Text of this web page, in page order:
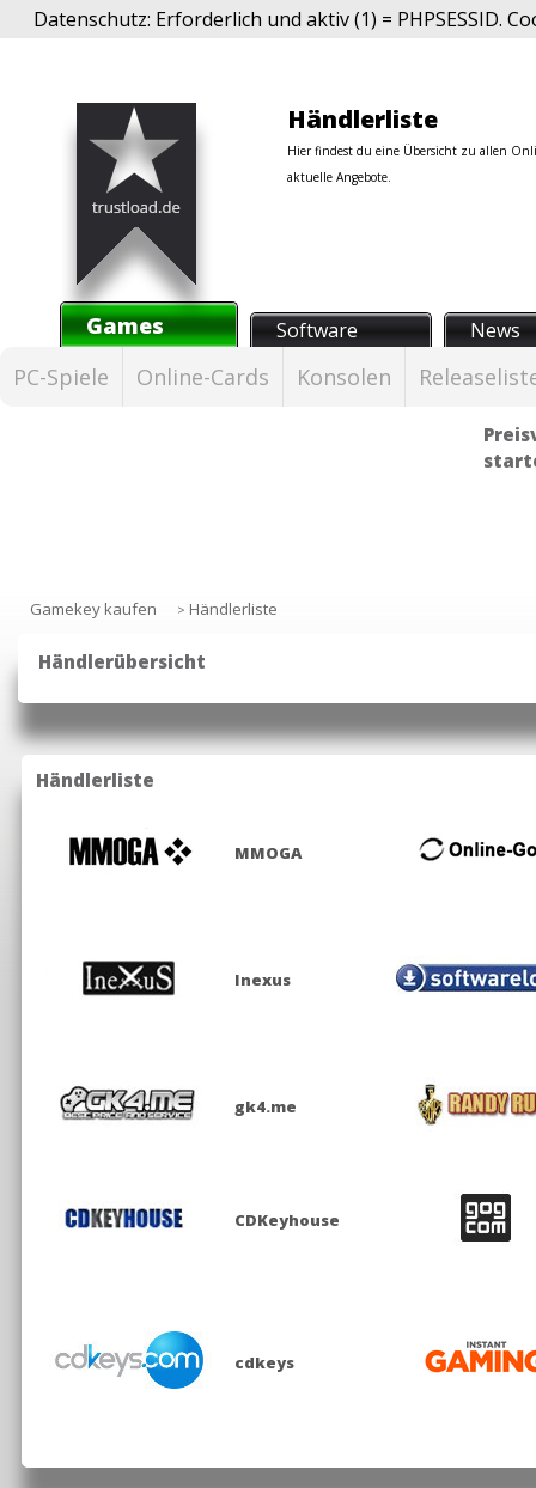
Datenschutz: Erforderlich und aktiv (1) = PHPSESSID.
Händlerliste
Hier findest du eine Übersicht zu allen
aktuelle Angebote.
Games Software News
PC-Spiele Online-Cards Konsolen
Gamekey kaufen > Händlerliste
Händlerübersicht
Hier werden dir alle Händler gezeigt, die im Preisvergleich von
Händlerliste
MMOGA
Inexus
gk4.me
CDKeyhouse
cdkeys